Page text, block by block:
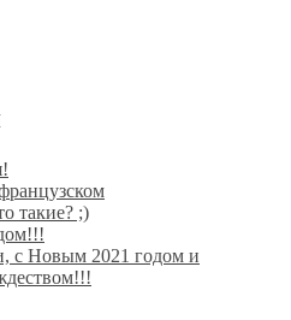
такие? ;)
с Новым 2021 годом и